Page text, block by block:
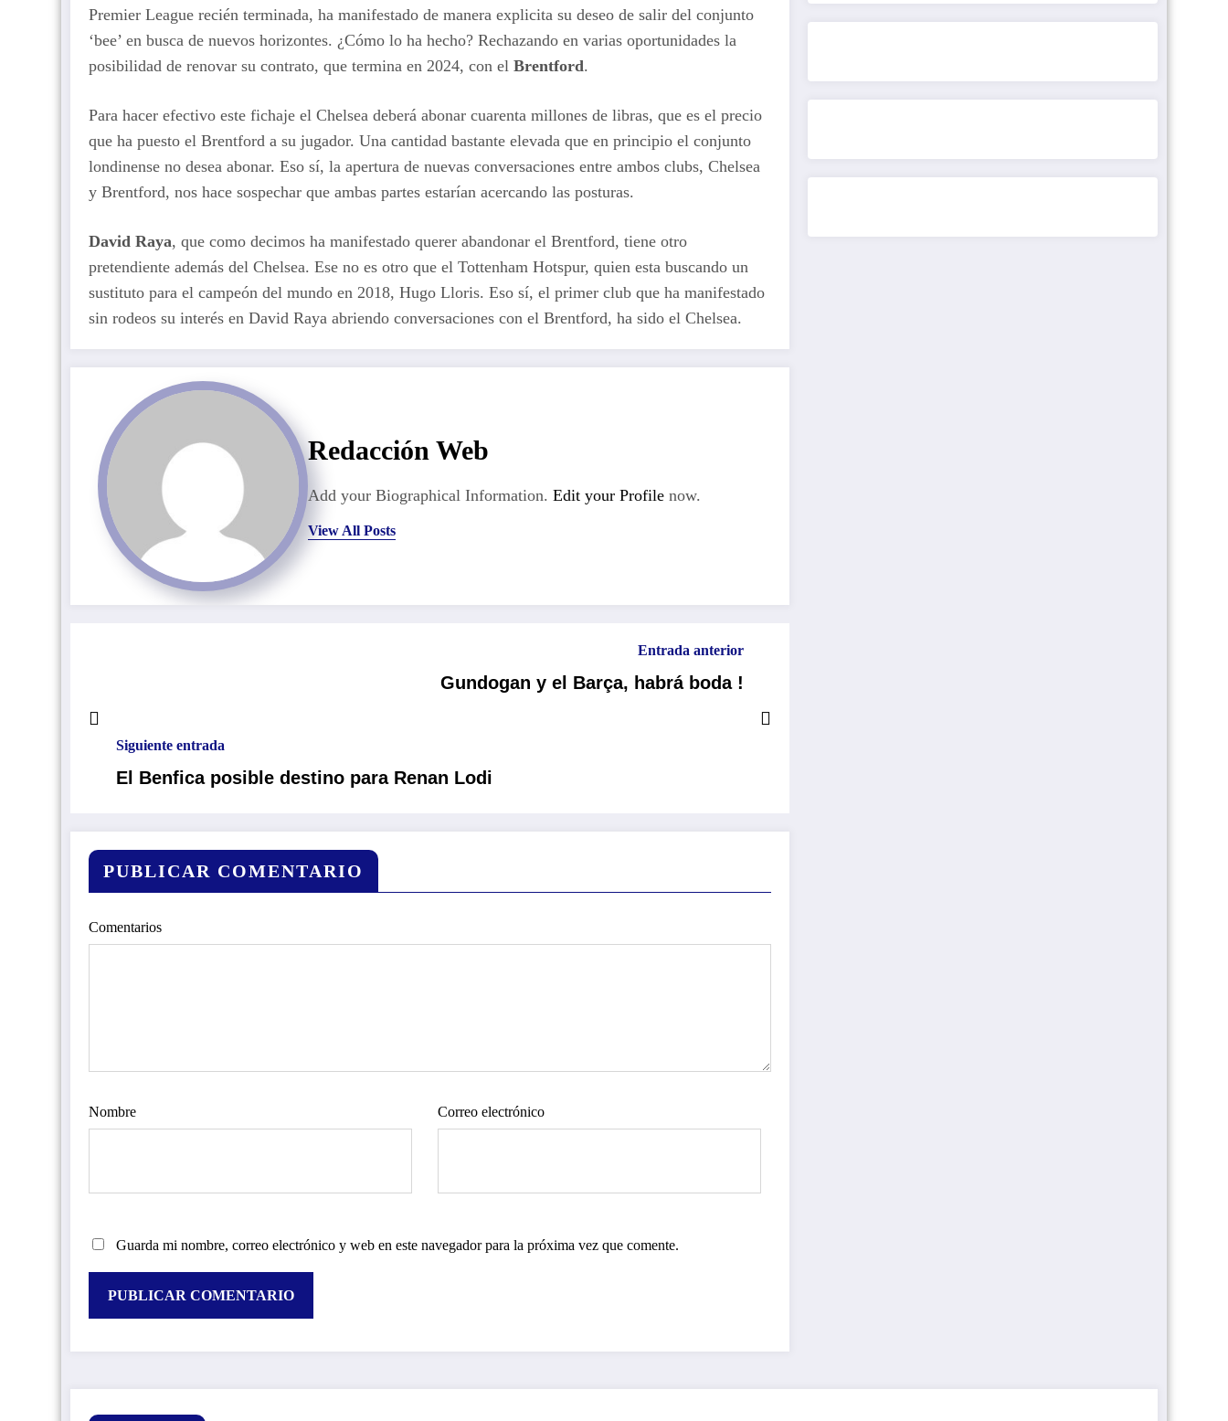
Premier League recién terminada, ha manifestado de manera explicita su deseo de salir del conjunto
‘bee’ en busca de nuevos horizontes. ¿Cómo lo ha hecho? Rechazando en varias oportunidades la
posibilidad de renovar su contrato, que termina en 2024, con el Brentford.
Para hacer efectivo este fichaje el Chelsea deberá abonar cuarenta millones de libras, que es el precio
que ha puesto el Brentford a su jugador. Una cantidad bastante elevada que en principio el conjunto
londinense no desea abonar. Eso sí, la apertura de nuevas conversaciones entre ambos clubs, Chelsea
y Brentford, nos hace sospechar que ambas partes estarían acercando las posturas.
David Raya, que como decimos ha manifestado querer abandonar el Brentford, tiene otro
pretendiente además del Chelsea. Ese no es otro que el Tottenham Hotspur, quien esta buscando un
sustituto para el campeón del mundo en 2018, Hugo Lloris. Eso sí, el primer club que ha manifestado
sin rodeos su interés en David Raya abriendo conversaciones con el Brentford, ha sido el Chelsea.
Redacción Web
Add your Biographical Information. Edit your Profile now.
View All Posts
Entrada anterior
Gundogan y el Barça, habrá boda !
Siguiente entrada
El Benfica posible destino para Renan Lodi
PUBLICAR COMENTARIO
Comentarios
Nombre Correo electrónico
Guarda mi nombre, correo electrónico y web en este navegador para la próxima vez que comente.